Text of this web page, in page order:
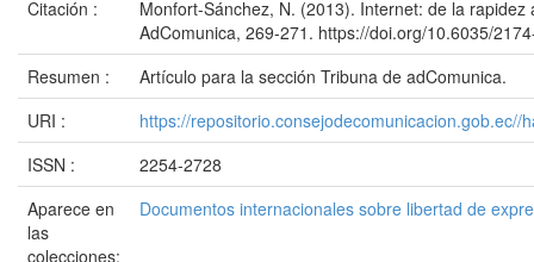
Citación :
Monfort-Sánchez, N. (2013). Internet: de la rapidez
AdComunica, 269-271. https://doi.org/10.6035/
Resumen :
Artículo para la sección Tribuna de adComunica.
URI :
https://repositorio.consejodecomunicacion.gob.ec//
ISSN :
2254-2728
Aparece en
las
colecciones:
Documentos internacionales sobre libertad de